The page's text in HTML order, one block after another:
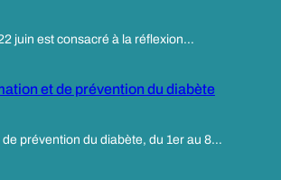
juin est consacré à la réflexion…
et de prévention du diabète
prévention du diabète, du 1er au 8…